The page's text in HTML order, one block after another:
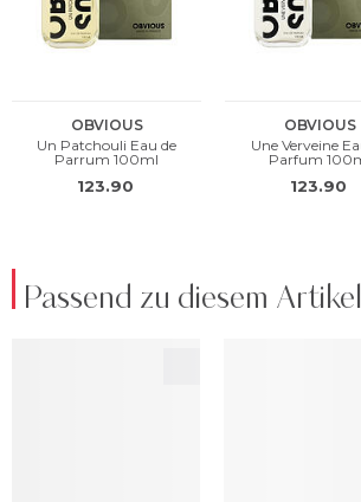
Passend zu diesem Artikel